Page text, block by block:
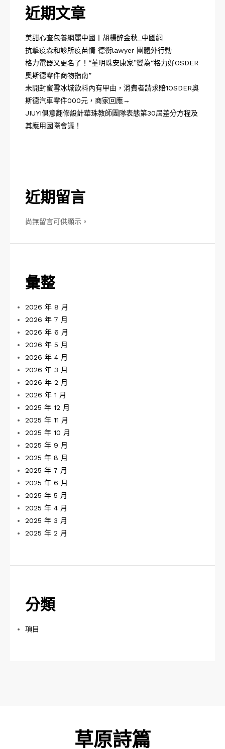
近期文章
美甜心查包養網麗中國丨胡楊醉金秋_中國網
抗擊疫森和診所疫苗情 德衡lawyer 團體外行動
格力電器又更名了！“董明珠安康家”變為“格力好OSDER
奧斯德零件商物指南”
未開封蜜雪冰城飲料內有甲由，消費者請求賠1OSDER奧
斯德汽車零件000元，商家回應→
JIUYI俱意翻修設計華珠教師團隊表態第30屆差分方程及
其應用國際會議！
近期留言
尚無留言可供顯示。
彙整
2026 年 8 月
2026 年 7 月
2026 年 6 月
2026 年 5 月
2026 年 4 月
2026 年 3 月
2026 年 2 月
2026 年 1 月
2025 年 12 月
2025 年 11 月
2025 年 10 月
2025 年 9 月
2025 年 8 月
2025 年 7 月
2025 年 6 月
2025 年 5 月
2025 年 4 月
2025 年 3 月
2025 年 2 月
分類
項目
草原詩篇